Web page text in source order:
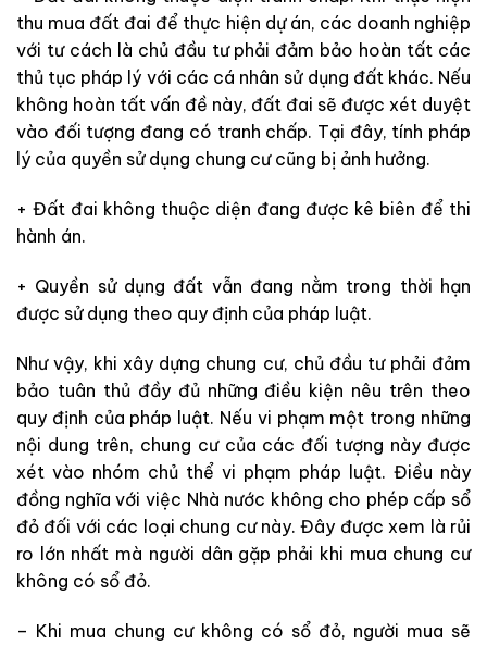
thu mua đất đai để thực hiện dự án, các doanh nghiệp
với tư cách là chủ đầu tư phải đảm bảo hoàn tất các
thủ tục pháp lý với các cá nhân sử dụng đất khác. Nếu
không hoàn tất vấn đề này, đất đai sẽ được xét duyệt
vào đối tượng đang có tranh chấp. Tại đây, tính pháp
lý của quyền sử dụng chung cư cũng bị ảnh hưởng.
+ Đất đai không thuộc diện đang được kê biên để thi
hành án.
+ Quyền sử dụng đất vẫn đang nằm trong thời hạn
được sử dụng theo quy định của pháp luật.
Như vậy, khi xây dựng chung cư, chủ đầu tư phải đảm
bảo tuân thủ đầy đủ những điều kiện nêu trên theo
quy định của pháp luật. Nếu vi phạm một trong những
nội dung trên, chung cư của các đối tượng này được
xét vào nhóm chủ thể vi phạm pháp luật. Điều này
đồng nghĩa với việc Nhà nước không cho phép cấp sổ
đỏ đối với các loại chung cư này. Đây được xem là rủi
ro lớn nhất mà người dân gặp phải khi mua chung cư
không có sổ đỏ.
– Khi mua chung cư không có sổ đỏ, người mua sẽ